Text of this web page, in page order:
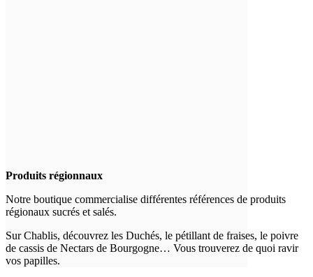
Produits régionnaux
Notre boutique commercialise différentes références de produits
régionaux sucrés et salés.
Sur Chablis, découvrez les Duchés, le pétillant de fraises, le poivre
de cassis de Nectars de Bourgogne… Vous trouverez de quoi ravir
vos papilles.